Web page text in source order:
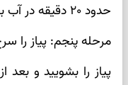
حدود ۲۰ دقیقه در آب بخیسانید تا نرم شوند.
مرحله پنجم: پیاز را
پیاز را بشویید و